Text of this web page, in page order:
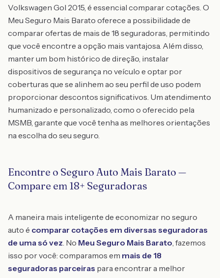
Volkswagen Gol 2015, é essencial comparar cotações. O
Meu Seguro Mais Barato oferece a possibilidade de
comparar ofertas de mais de 18 seguradoras, permitindo
que você encontre a opção mais vantajosa. Além disso,
manter um bom histórico de direção, instalar
dispositivos de segurança no veículo e optar por
coberturas que se alinhem ao seu perfil de uso podem
proporcionar descontos significativos. Um atendimento
humanizado e personalizado, como o oferecido pela
MSMB, garante que você tenha as melhores orientações
na escolha do seu seguro.
Encontre o Seguro Auto Mais Barato —
Compare em 18+ Seguradoras
A maneira mais inteligente de economizar no seguro
auto é comparar cotações em diversas seguradoras
de uma só vez. No Meu Seguro Mais Barato, fazemos
isso por você: comparamos em mais de 18
seguradoras parceiras para encontrar a melhor